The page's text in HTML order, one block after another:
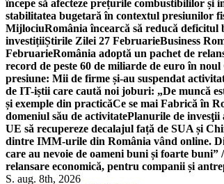
începe să afecteze prețurile combustibililor și
stabilitatea bugetară în contextul presiunilor
MijlociuRomânia încearcă să reducă deficitul
investițiiȘtirile Zilei 27 FebruarieBusiness
FebruarieRomânia adoptă un pachet de
record de peste 60 de miliarde de euro în
presiune: Mii de firme și-au suspendat
de IT-iștii care caută noi joburi: „De muncă
și exemple din practicăCe se mai Fabrică în
domeniul său de activitatePlanurile de
UE să recupereze decalajul față de SUA și
dintre IMM-urile din România vând online.
care au nevoie de oameni buni și foarte buni”
relansare economică, pentru companii și
S. aug. 8th, 2026